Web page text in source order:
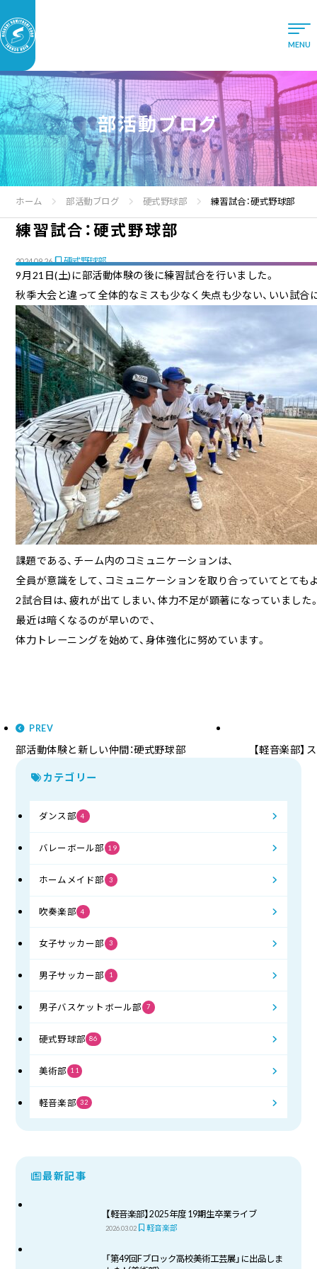
部活動ブログ
ホーム 部活動ブログ 硬式野球部 練習試合：硬式野球部
練習試合：硬式野球部
2024.09.26 硬式野球部
9月21日(土)に部活動体験の後に練習試合を行いました。
秋季大会と違って全体的なミスも少なく失点も少ない、いい試合
課題である、チーム内のコミュニケーションは、
全員が意識をして、コミュニケーションを取り合っていてとても
2試合目は、疲れが出てしまい、体力不足が顕著になっていました
最近は暗くなるのが早いので、
体力トレーニングを始めて、身体強化に努めています。
PREV
部活動体験と新しい仲間：硬式野球部 【軽音楽部
カテゴリー
ダンス部 4
バレーボール部 19
ホームメイド部 3
吹奏楽部 4
女子サッカー部 3
男子サッカー部 1
男子バスケットボール部 7
硬式野球部 86
美術部 11
軽音楽部 32
最新記事
【軽音楽部】2025年度 19期生卒業ライブ
2026.03.02 軽音楽部
「第49回Fブロック高校美術工芸展」に出品しま